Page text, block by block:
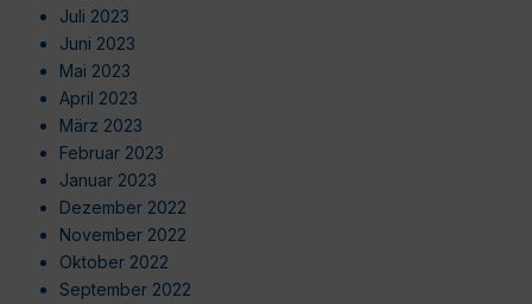
Juli 2023
Juni 2023
Mai 2023
April 2023
März 2023
Februar 2023
Januar 2023
Dezember 2022
November 2022
Oktober 2022
September 2022